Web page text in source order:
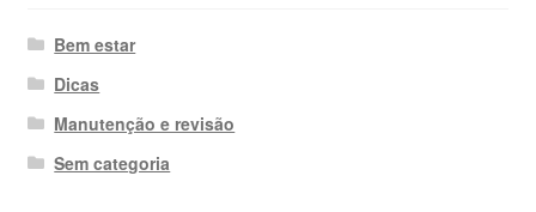
Bem estar
Dicas
Manutenção e revisão
Sem categoria